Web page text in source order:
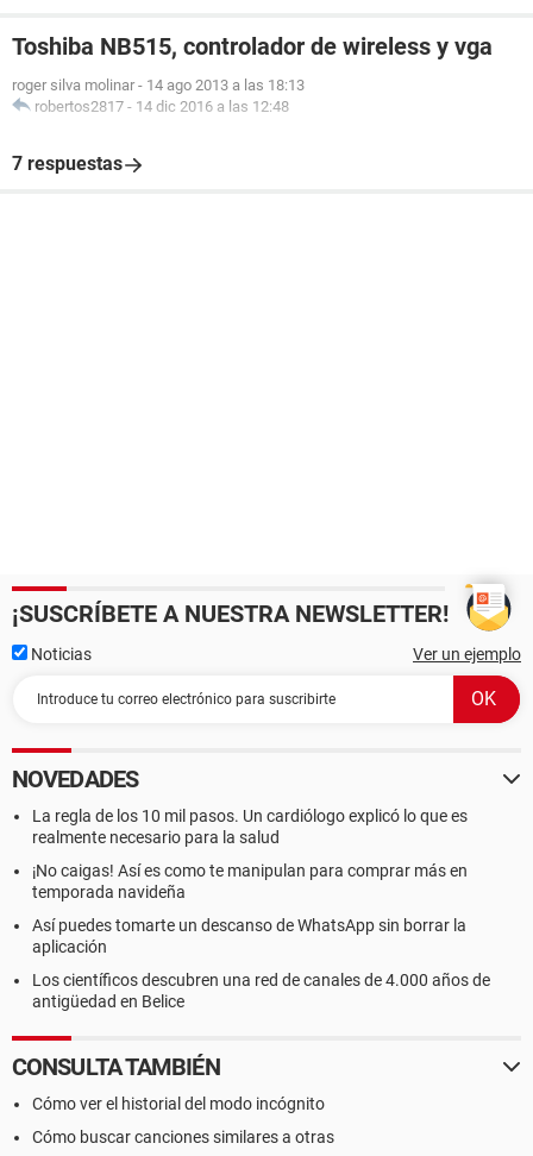
Toshiba NB515, controlador de wireless y vga
roger silva molinar - 14 ago 2013 a las 18:13
robertos2817 - 14 dic 2016 a las 12:48
7 respuestas
¡SUSCRÍBETE A NUESTRA NEWSLETTER!
Noticias Ver un ejemplo
NOVEDADES
La regla de los 10 mil pasos. Un cardiólogo explicó lo que es
realmente necesario para la salud
¡No caigas! Así es como te manipulan para comprar más en
temporada navideña
Así puedes tomarte un descanso de WhatsApp sin borrar la
aplicación
Los científicos descubren una red de canales de 4.000 años de
antigüedad en Belice
CONSULTA TAMBIÉN
Cómo ver el historial del modo incógnito
Cómo buscar canciones similares a otras